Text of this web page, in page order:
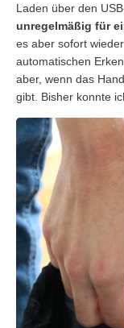
Laden über den
unregelmäßig für
es aber sofort
automatischen
aber, wenn das
gibt. Bisher konnte